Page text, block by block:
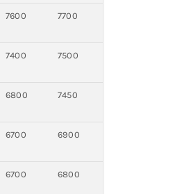
7600 7700
7400 7500
6800 7450
6700 6900
6700 6800